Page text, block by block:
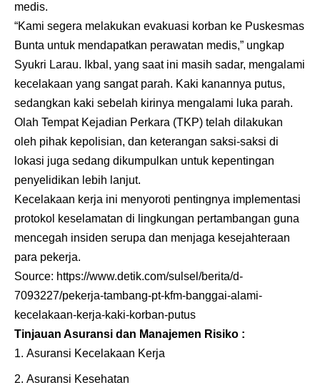
medis.
“Kami segera melakukan evakuasi korban ke Puskesmas
Bunta untuk mendapatkan perawatan medis,” ungkap
Syukri Larau. Ikbal, yang saat ini masih sadar, mengalami
kecelakaan yang sangat parah. Kaki kanannya putus,
sedangkan kaki sebelah kirinya mengalami luka parah.
Olah Tempat Kejadian Perkara (TKP) telah dilakukan
oleh pihak kepolisian, dan keterangan saksi-saksi di
lokasi juga sedang dikumpulkan untuk kepentingan
penyelidikan lebih lanjut.
Kecelakaan kerja ini menyoroti pentingnya implementasi
protokol keselamatan di lingkungan pertambangan guna
mencegah insiden serupa dan menjaga kesejahteraan
para pekerja.
Source: https://www.detik.com/sulsel/berita/d-
7093227/pekerja-tambang-pt-kfm-banggai-alami-
kecelakaan-kerja-kaki-korban-putus
Tinjauan Asuransi dan Manajemen Risiko :
Asuransi Kecelakaan Kerja
Asuransi Kesehatan